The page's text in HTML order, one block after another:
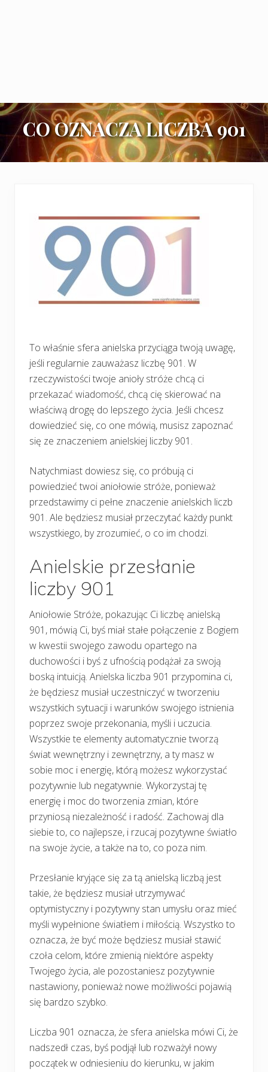
CO OZNACZA LICZBA 901
To właśnie sfera anielska przyciąga twoją uwagę,
jeśli regularnie zauważasz liczbę 901. W
rzeczywistości twoje anioły stróże chcą ci
przekazać wiadomość, chcą cię skierować na
właściwą drogę do lepszego życia. Jeśli chcesz
dowiedzieć się, co one mówią, musisz zapoznać
się ze znaczeniem anielskiej liczby 901.
Natychmiast dowiesz się, co próbują ci
powiedzieć twoi aniołowie stróże, ponieważ
przedstawimy ci pełne znaczenie anielskich liczb
901. Ale będziesz musiał przeczytać każdy punkt
wszystkiego, by zrozumieć, o co im chodzi.
Anielskie przesłanie
liczby 901
Aniołowie Stróże, pokazując Ci liczbę anielską
901, mówią Ci, byś miał stałe połączenie z Bogiem
w kwestii swojego zawodu opartego na
duchowości i byś z ufnością podążał za swoją
boską intuicją. Anielska liczba 901 przypomina ci,
że będziesz musiał uczestniczyć w tworzeniu
wszystkich sytuacji i warunków swojego istnienia
poprzez swoje przekonania, myśli i uczucia.
Wszystkie te elementy automatycznie tworzą
świat wewnętrzny i zewnętrzny, a ty masz w
sobie moc i energię, którą możesz wykorzystać
pozytywnie lub negatywnie. Wykorzystaj tę
energię i moc do tworzenia zmian, które
przyniosą niezależność i radość. Zachowaj dla
siebie to, co najlepsze, i rzucaj pozytywne światło
na swoje życie, a także na to, co poza nim.
Przesłanie kryjące się za tą anielską liczbą jest
takie, że będziesz musiał utrzymywać
optymistyczny i pozytywny stan umysłu oraz mieć
myśli wypełnione światłem i miłością. Wszystko to
oznacza, że być może będziesz musiał stawić
czoła celom, które zmienią niektóre aspekty
Twojego życia, ale pozostaniesz pozytywnie
nastawiony, ponieważ nowe możliwości pojawią
się bardzo szybko.
Liczba 901 oznacza, że sfera anielska mówi Ci, że
nadszedł czas, byś podjął lub rozważył nowy
początek w odniesieniu do kierunku, w jakim